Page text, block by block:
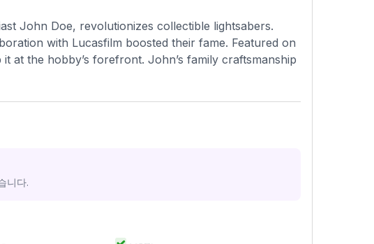
John Doe, revolutionizes collectible lightsabers.
with Lucasfilm boosted their fame. Featured on
at the hobby’s forefront. John’s family craftsmanship
니다.